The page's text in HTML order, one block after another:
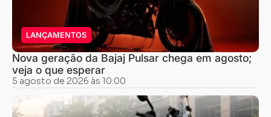
LANÇAMENTOS
Nova geração da Bajaj Pulsar chega em agosto;
veja o que esperar
5 agosto de 2026 às 10:00